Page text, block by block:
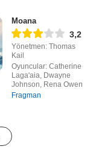
Moana
3,2
Yönetmen: Thomas
Kail
Oyuncular: Catherine
Laga'aia, Dwayne
Johnson, Rena Owen
Fragman